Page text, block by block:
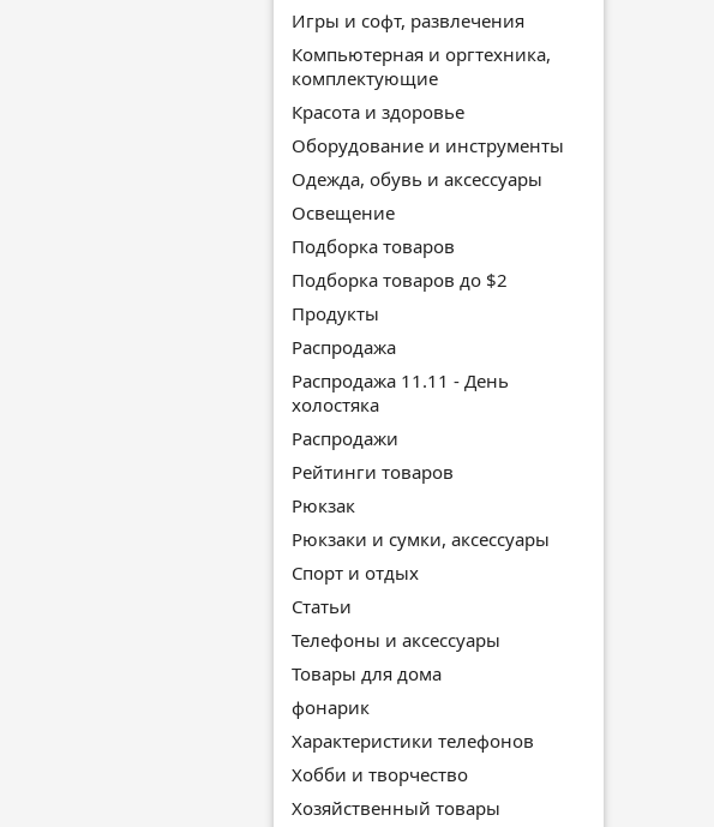
Игры и софт, развлечения
Компьютерная и оргтехника,
комплектующие
Красота и здоровье
Оборудование и инструменты
Одежда, обувь и аксессуары
Освещение
Подборка товаров
Подборка товаров до $2
Продукты
Распродажа
Распродажа 11.11 - День
холостяка
Распродажи
Рейтинги товаров
Рюкзак
Рюкзаки и сумки, аксессуары
Спорт и отдых
Статьи
Телефоны и аксессуары
Товары для дома
фонарик
Характеристики телефонов
Хобби и творчество
Хозяйственный товары